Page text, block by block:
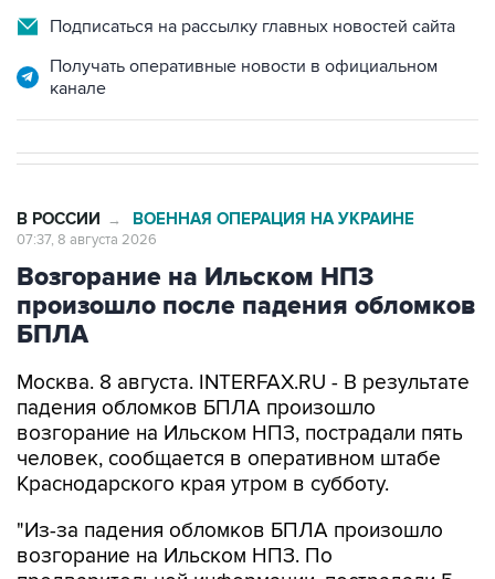
Подписаться на рассылку главных новостей сайта
Получать оперативные новости в официальном
канале
В РОССИИ → ВОЕННАЯ ОПЕРАЦИЯ НА УКРАИНЕ
07:37, 8 августа 2026
Возгорание на Ильском НПЗ
произошло после падения обломков
БПЛА
Москва. 8 августа. INTERFAX.RU - В результате
падения обломков БПЛА произошло
возгорание на Ильском НПЗ, пострадали пять
человек, сообщается в оперативном штабе
Краснодарского края утром в субботу.
"Из-за падения обломков БПЛА произошло
возгорание на Ильском НПЗ. По